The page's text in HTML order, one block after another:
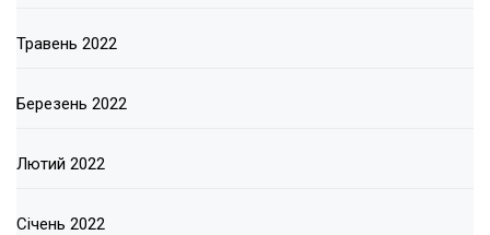
Травень 2022
Березень 2022
Лютий 2022
Січень 2022